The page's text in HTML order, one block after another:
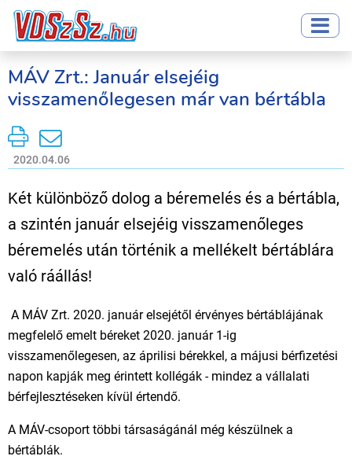
MÁV Zrt.: Január elsejéig
visszamenőlegesen már van bértábla
2020.04.06
Két különböző dolog a béremelés és a bértábla,
a szintén január elsejéig visszamenőleges
béremelés után történik a mellékelt bértáblára
való ráállás!
A MÁV Zrt. 2020. január elsejétől érvényes bértáblájának
megfelelő emelt béreket 2020. január 1-ig
visszamenőlegesen, az áprilisi bérekkel, a májusi bérfizetési
napon kapják meg érintett kollégák - mindez a vállalati
bérfejlesztéseken kívül értendő.
A MÁV-csoport többi társaságánál még készülnek a
bértáblák.